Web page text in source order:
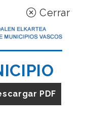
Cerrar
PDF